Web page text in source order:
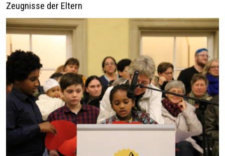
Zeugnisse der Eltern